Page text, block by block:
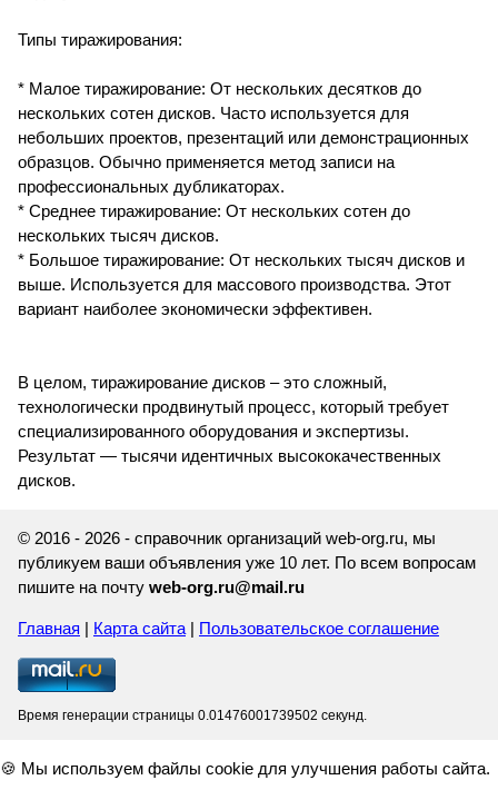
Типы тиражирования:
* Малое тиражирование: От нескольких десятков до
нескольких сотен дисков. Часто используется для
небольших проектов, презентаций или демонстрационных
образцов. Обычно применяется метод записи на
профессиональных дубликаторах.
* Среднее тиражирование: От нескольких сотен до
нескольких тысяч дисков.
* Большое тиражирование: От нескольких тысяч дисков и
выше. Используется для массового производства. Этот
вариант наиболее экономически эффективен.
В целом, тиражирование дисков – это сложный,
технологически продвинутый процесс, который требует
специализированного оборудования и экспертизы.
Результат — тысячи идентичных высококачественных
дисков.
© 2016 - 2026 - справочник организаций web-org.ru, мы
публикуем ваши объявления уже 10 лет. По всем вопросам
пишите на почту web-org.ru@mail.ru
Главная | Карта сайта| Пользовательское соглашение
Время генерации страницы 0.01476001739502 секунд.
🍪 Мы используем файлы cookie для улучшения работы сайта.